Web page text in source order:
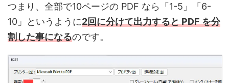
つまり、全部で10ページの PDF なら「1-5」「6-
10」というように2回に分けて出力すると PDF を分
割した事になるのです。